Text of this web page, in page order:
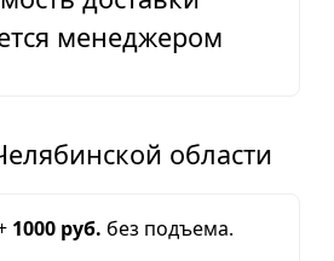
менеджером
области
1000 руб. без подъема.